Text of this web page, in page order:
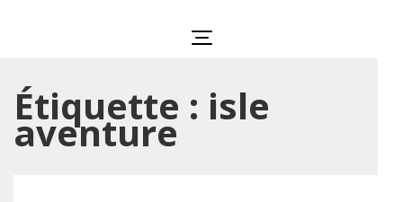
Étiquette : isle
aventure